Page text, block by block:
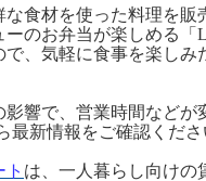
食材を使った料理を販
のお弁当が楽しめる「
、気軽に食事を楽しみ
響で、営業時間などが
新情報をご確認くださ
は、一人暮らし向けの